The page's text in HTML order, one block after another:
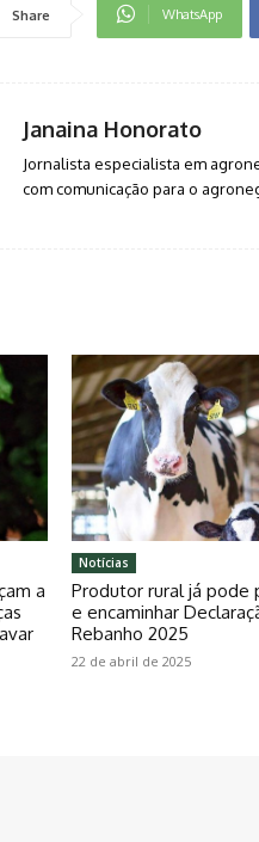
Share WhatsApp
Janaina Honorato
Jornalista especialista em
com comunicação para o
a
Notícias
Produtor rural já pode
e encaminhar
Rebanho 2025
22 de abril de 2025